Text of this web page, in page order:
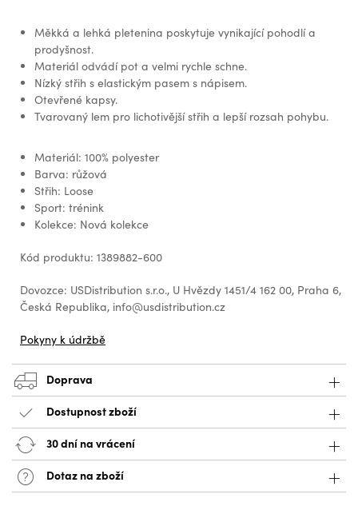
Měkká a lehká pletenina poskytuje vynikající pohodlí a
prodyšnost.
Materiál odvádí pot a velmi rychle schne.
Nízký střih s elastickým pasem s nápisem.
Otevřené kapsy.
Tvarovaný lem pro lichotivější střih a lepší rozsah pohybu.
Materiál: 100% polyester
Barva: růžová
Střih: Loose
Sport: trénink
Kolekce: Nová kolekce
Kód produktu: 1389882-600
Dovozce: USDistribution s.r.o., U Hvězdy 1451/4 162 00, Praha 6,
Česká Republika, info@usdistribution.cz
Pokyny k údržbě
Doprava
Dostupnost zboží
30 dní na vrácení
Dotaz na zboží